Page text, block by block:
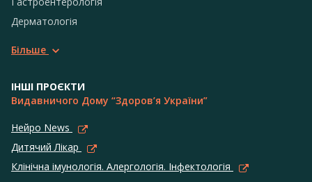
Дерматологія
Більше
ІНШІ ПРОЄКТИ
Видавничого Дому “Здоров’я України”
Нейро News
Дитячий Лікар
Клінічна імунологія. Алергологія. Інфектологія